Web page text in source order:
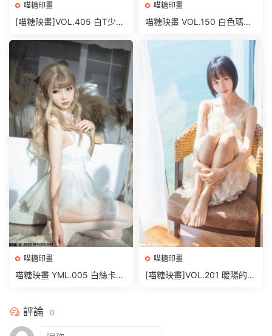
喵糖印畫
[喵糖映畫]VOL.405 白T少女
喵糖印畫
喵糖映畫 VOL.150 白色瑪修
喵糖印畫
喵糖映畫 YML.005 白絲卡哇
喵糖印畫
[喵糖映畫]VOL.201 暖陽的海
評論 0